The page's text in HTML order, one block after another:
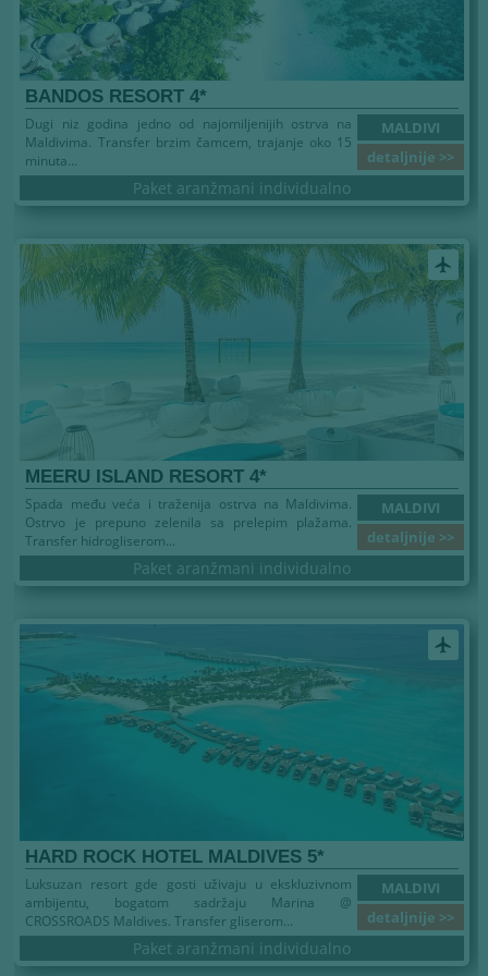
BANDOS RESORT 4*
MALDIVI
detaljnije >>
Dugi niz godina jedno od najomiljenijih ostrva na
Maldivima. Transfer brzim čamcem, trajanje oko 15
minuta...
Paket aranžmani individualno
airplanemode_active
MEERU ISLAND RESORT 4*
MALDIVI
detaljnije >>
Spada među veća i traženija ostrva na Maldivima.
Ostrvo je prepuno zelenila sa prelepim plažama.
Transfer hidrogliserom...
Paket aranžmani individualno
airplanemode_active
HARD ROCK HOTEL MALDIVES 5*
MALDIVI
detaljnije >>
Luksuzan resort gde gosti uživaju u ekskluzivnom
ambijentu, bogatom sadržaju Marina @
CROSSROADS Maldives. Transfer gliserom...
Paket aranžmani individualno